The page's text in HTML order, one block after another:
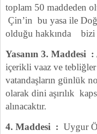
toplam 50 maddeden
Çin’in bu yasa ile
olduğu hakkında bizi
Yasanın 3. Maddesi :
içerikli vaaz ve
vatandaşların günlük
olarak dini aşırılık
alınacaktır.
4. Maddesi : Uygur